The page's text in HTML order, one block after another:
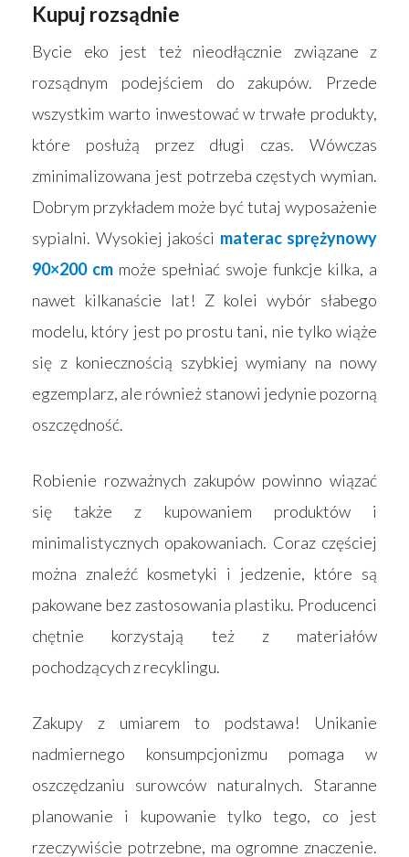
Kupuj rozsądnie
Bycie eko jest też nieodłącznie związane z
rozsądnym podejściem do zakupów. Przede
wszystkim warto inwestować w trwałe produkty,
które posłużą przez długi czas. Wówczas
zminimalizowana jest potrzeba częstych wymian.
Dobrym przykładem może być tutaj wyposażenie
sypialni. Wysokiej jakości materac sprężynowy
90×200 cm może spełniać swoje funkcje kilka, a
nawet kilkanaście lat! Z kolei wybór słabego
modelu, który jest po prostu tani, nie tylko wiąże
się z koniecznością szybkiej wymiany na nowy
egzemplarz, ale również stanowi jedynie pozorną
oszczędność.
Robienie rozważnych zakupów powinno wiązać
się także z kupowaniem produktów i
minimalistycznych opakowaniach. Coraz częściej
można znaleźć kosmetyki i jedzenie, które są
pakowane bez zastosowania plastiku. Producenci
chętnie korzystają też z materiałów
pochodzących z recyklingu.
Zakupy z umiarem to podstawa! Unikanie
nadmiernego konsumpcjonizmu pomaga w
oszczędzaniu surowców naturalnych. Staranne
planowanie i kupowanie tylko tego, co jest
rzeczywiście potrzebne, ma ogromne znaczenie.